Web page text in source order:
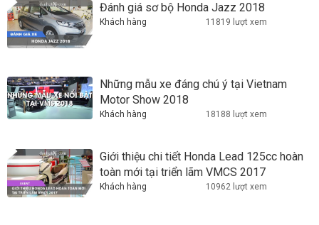
Đánh giá sơ bộ Honda Jazz 2018
Khách hàng 11819 lượt xem
Những mẫu xe đáng chú ý tại Vietnam
Motor Show 2018
Khách hàng 18188 lượt xem
Giới thiệu chi tiết Honda Lead 125cc hoàn
toàn mới tại triển lãm VMCS 2017
Khách hàng 10962 lượt xem